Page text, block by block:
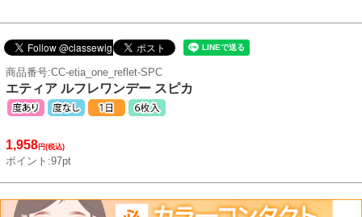
商品番号:CC-etia_one_reflet-SPC
エティア ルフレワンデー スピカ
1,958円(税込)
ポイント:97pt